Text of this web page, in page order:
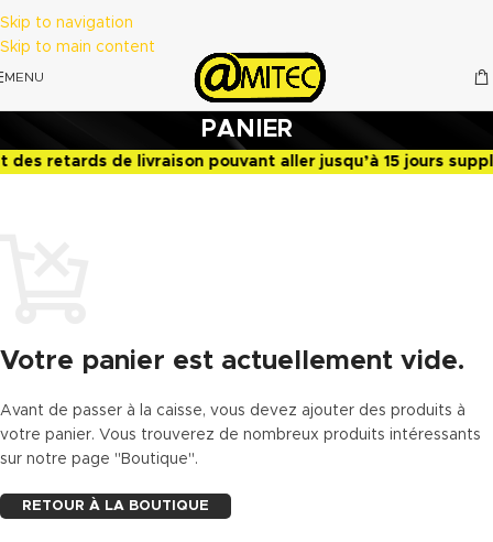
Skip to navigation
Skip to main content
MENU
PANIER
retards de livraison pouvant aller jusqu’à 15 jours
Votre panier est actuellement vide.
Avant de passer à la caisse, vous devez ajouter des produits à
votre panier. Vous trouverez de nombreux produits intéressants
sur notre page "Boutique".
RETOUR À LA BOUTIQUE